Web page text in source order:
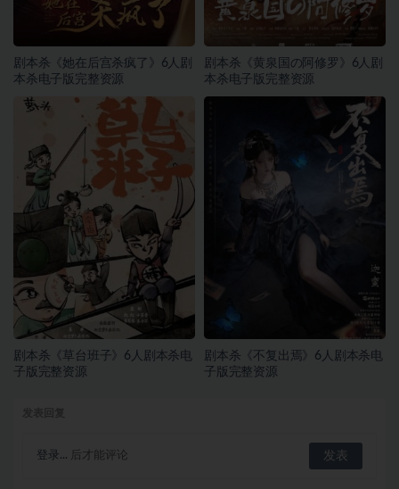
剧本杀《她在后宫杀疯了》6人剧
本杀电子版完整资源
剧本杀《黄泉国の阿修罗》6人剧
本杀电子版完整资源
剧本杀《草台班子》6人剧本杀电
子版完整资源
剧本杀《不复出焉》6人剧本杀电
子版完整资源
登录... 后才能评论